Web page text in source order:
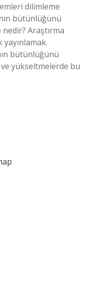
dilimleme
bütünlüğünü
Araştırma
bütünlüğünü
yükseltmelerde bu